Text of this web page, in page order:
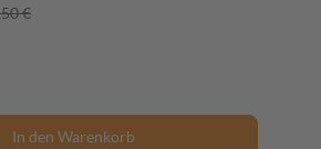
€
In den Warenkorb